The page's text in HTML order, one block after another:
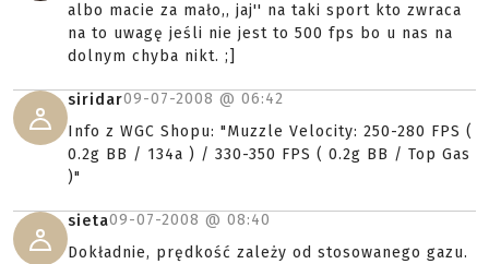
albo macie za mało,, jaj'' na taki sport kto zwraca
na to uwagę jeśli nie jest to 500 fps bo u nas na
dolnym chyba nikt. ;]
siridar09-07-2008 @ 06:42
Info z WGC Shopu: "Muzzle Velocity: 250-280 FPS (
0.2g BB / 134a ) / 330-350 FPS ( 0.2g BB / Top Gas
)"
sieta09-07-2008 @ 08:40
Dokładnie, prędkość zależy od stosowanego gazu.